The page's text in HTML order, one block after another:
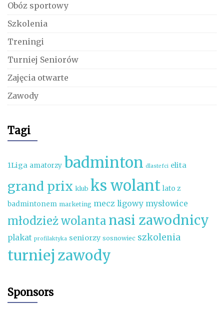
Obóz sportowy
Szkolenia
Treningi
Turniej Seniorów
Zajęcia otwarte
Zawody
Tagi
1Liga amatorzy badminton dlastefci elita
grand prix klub ks wolant lato z
badmintonem marketing mecz ligowy mysłowice
młodzież wolanta nasi zawodnicy
plakat profilaktyka seniorzy sosnowiec szkolenia
turniej zawody
Sponsors